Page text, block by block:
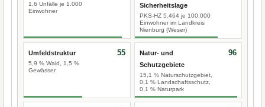
1,6 Unfälle je 1.000
Einwohner
Sicherheitslage
PKS-HZ 5.464 je 100.000
Einwohner im Landkreis
Nienburg (Weser)
Umfeldstruktur
5,9 % Wald, 1,5 %
Gewässer
55
Natur- und
Schutzgebiete
15,1 % Naturschutzgebiet,
0,1 % Landschaftsschutz,
0,1 % Naturpark
96